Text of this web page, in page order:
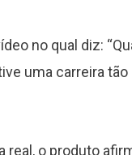
no qual diz:
uma carreira
real, o produto